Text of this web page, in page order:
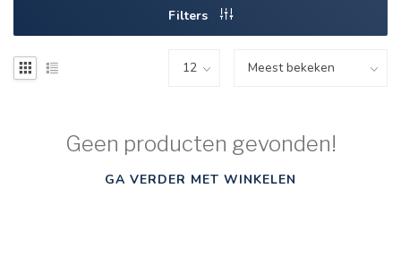
Filters
Geen producten gevonden!
GA VERDER MET WINKELEN